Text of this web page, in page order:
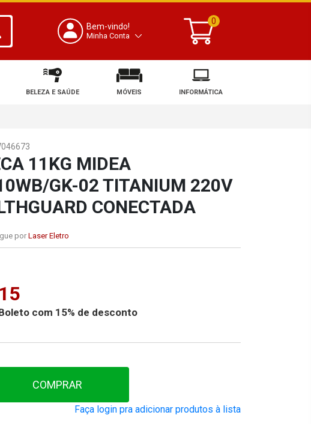
Bem-vindo!
Minha Conta
0
BELEZA E SAÚDE MÓVEIS INFORMÁTICA
11KG MIDEA
GK-02 TITANIUM 220V
CONECTADA
porLaser Eletro
com 15% de desconto
COMPRAR
Faça login pra adicionar produtos à lista